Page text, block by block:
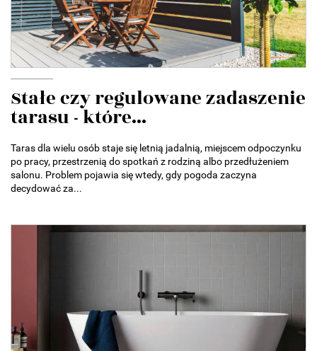
Stałe czy regulowane zadaszenie
tarasu - które...
Taras dla wielu osób staje się letnią jadalnią, miejscem odpoczynku
po pracy, przestrzenią do spotkań z rodziną albo przedłużeniem
salonu. Problem pojawia się wtedy, gdy pogoda zaczyna
decydować za...